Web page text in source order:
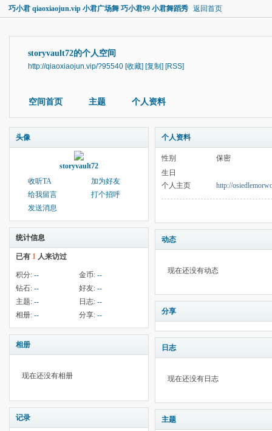
巧小君 qiaoxiaojun.vip 小君广场舞 巧小君99 小君舞蹈秀 返回首页
storyvault72的个人空间
http://qiaoxiaojun.vip/?95540 [收藏] [复制] [RSS]
空间首页 主题 个人资料
头像
storyvault72
收听TA
加为好友
给我留言
打个招呼
发送消息
统计信息
已有 1 人来访过
积分: -- 金币: --
钻石: -- 好友: --
主题: -- 日志: --
相册: -- 分享: --
相册
现在还没有相册
记录
个人资料
性别
保密
生日
个人主页
http://
动态
现在还没有动态
分享
日志
现在还没有日志
主题